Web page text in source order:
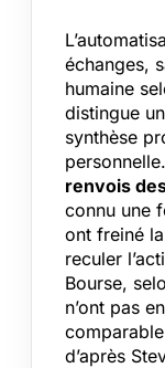
échanges,
humaine
distingue
synthèse
renvois
connu une
ont freiné
reculer
Bourse,
n’ont pas
d’après